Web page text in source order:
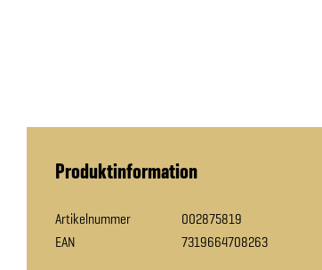
Produktinformation
Artikelnummer
002875819
EAN
7319664708263